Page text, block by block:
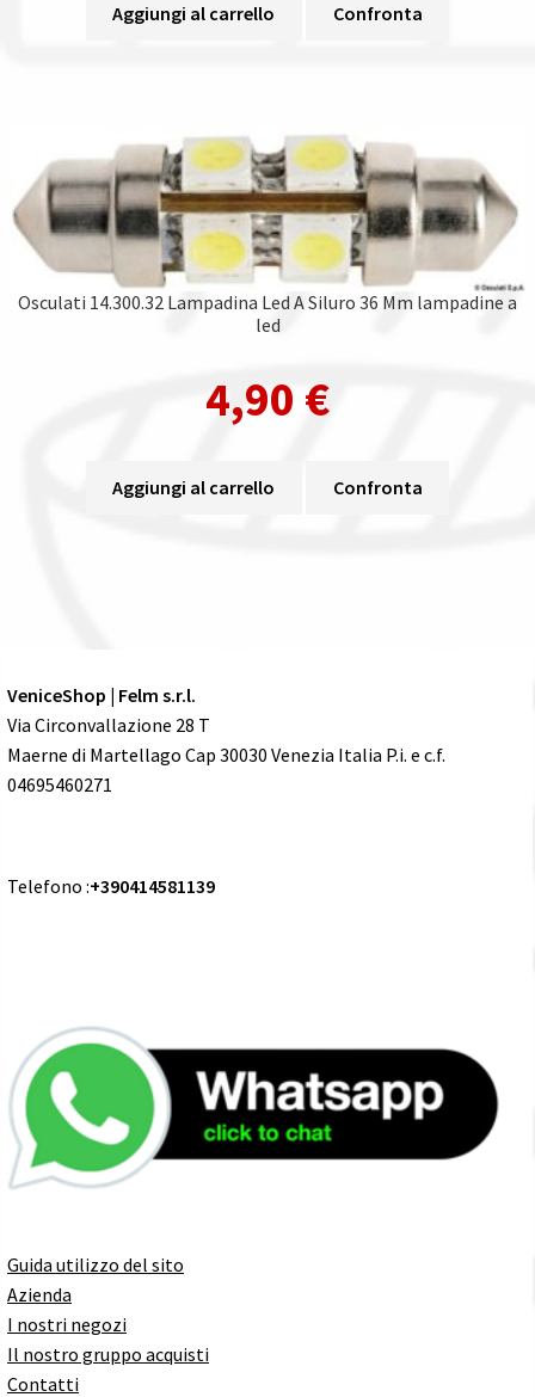
Aggiungi al carrello Confronta
Osculati 14.300.32 Lampadina Led A Siluro 36 Mm lampadine a
led
4,90 €
Aggiungi al carrello Confronta
VeniceShop | Felm s.r.l.
Via Circonvallazione 28 T
Maerne di Martellago Cap 30030 Venezia Italia P.i. e c.f.
04695460271
Telefono :+390414581139
Guida utilizzo del sito
Azienda
I nostri negozi
Il nostro gruppo acquisti
Contatti